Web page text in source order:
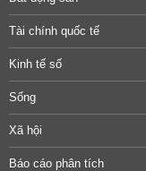
Tài chính quốc tế
Kinh tế số
Sống
Xã hội
Báo cáo phân tích